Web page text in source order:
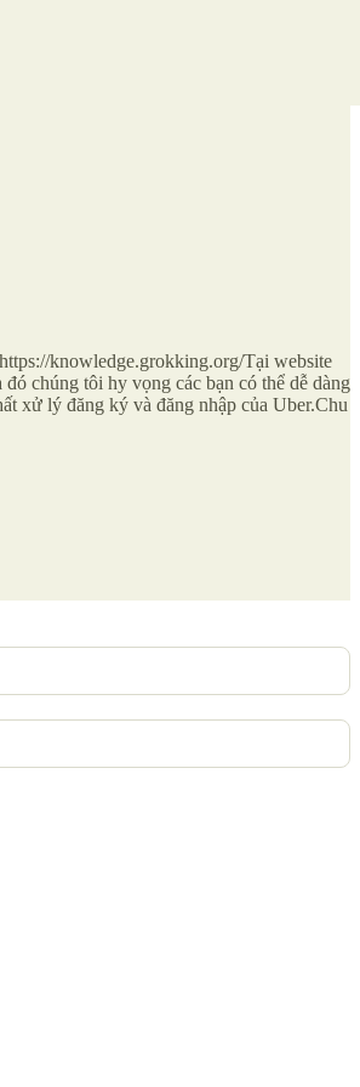
knowledge.grokking.org/Tại website
chúng tôi hy vọng các bạn có thể dễ dàng
xử lý đăng ký và đăng nhập của Uber.Chu